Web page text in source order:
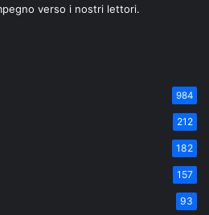
verso i nostri lettori.
984
212
182
157
93